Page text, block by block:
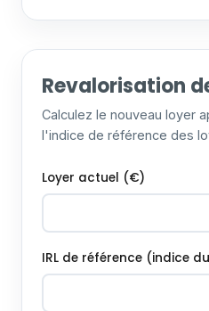
Revalorisation
Calculez le nouveau loyer
l'indice de référence des
Loyer actuel (€)
IRL de référence (indice